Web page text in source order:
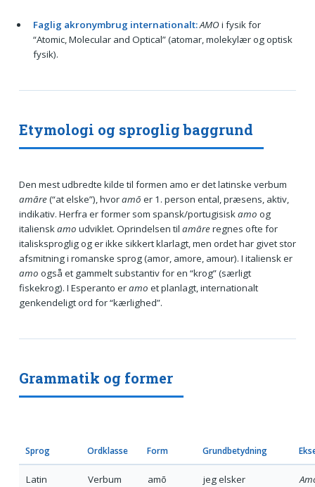
Faglig akronymbrug internationalt:AMOi fysik for
“Atomic, Molecular and Optical” (atomar, molekylær og optisk
fysik).
Etymologi og sproglig baggrund
Den mest udbredte kilde til formen amo er det latinske verbum
amāre(“at elske”), hvoramō er 1. person ental, præsens, aktiv,
indikativ. Herfra er former som spansk/portugisiskamo og
italienskamo udviklet. Oprindelsen til amāreregnes ofte for
italisksproglig og er ikke sikkert klarlagt, men ordet har givet stor
afsmitning i romanske sprog (amor, amore, amour). I italiensk er
amo også et gammelt substantiv for en “krog” (særligt
fiskekrog). I Esperanto eramo et planlagt, internationalt
genkendeligt ord for “kærlighed”.
Grammatik og former
Sprog Ordklasse Form Grundbetydning
Latin Verbum amō jeg elsker